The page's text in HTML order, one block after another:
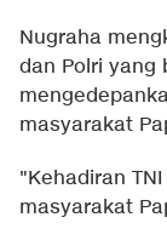
Nugraha
dan Polri yang
masyarakat
"Kehadiran
masyarakat